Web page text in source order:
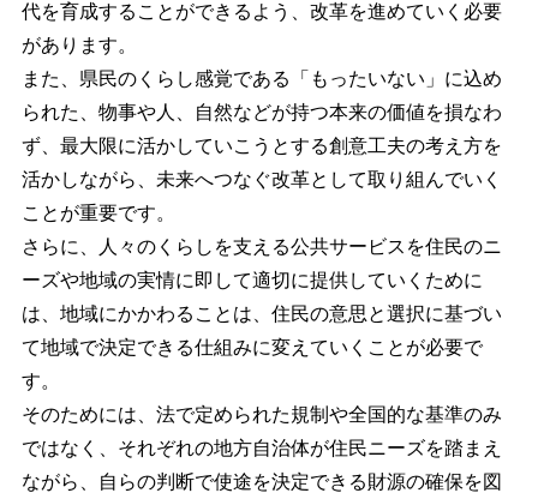
代を育成することができるよう、改革を進めていく必要
があります。
また、県民のくらし感覚である「もったいない」に込め
られた、物事や人、自然などが持つ本来の価値を損なわ
ず、最大限に活かしていこうとする創意工夫の考え方を
活かしながら、未来へつなぐ改革として取り組んでいく
ことが重要です。
さらに、人々のくらしを支える公共サービスを住民のニ
ーズや地域の実情に即して適切に提供していくために
は、地域にかかわることは、住民の意思と選択に基づい
て地域で決定できる仕組みに変えていくことが必要で
す。
そのためには、法で定められた規制や全国的な基準のみ
ではなく、それぞれの地方自治体が住民ニーズを踏まえ
ながら、自らの判断で使途を決定できる財源の確保を図